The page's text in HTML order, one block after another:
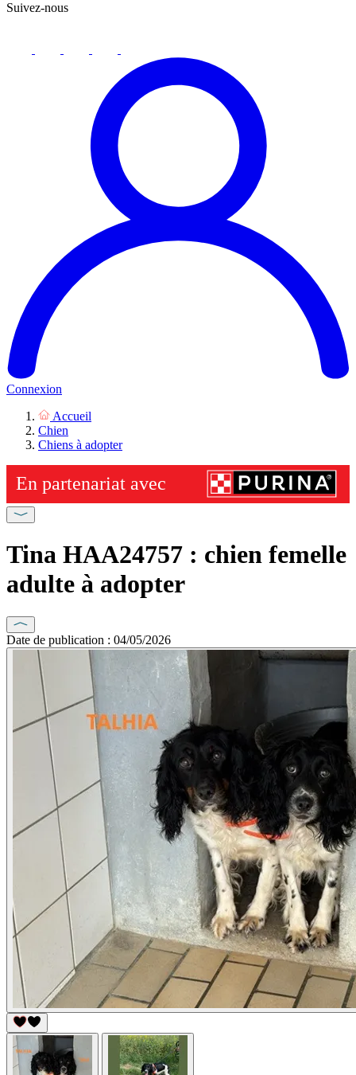
Suivez-nous
Connexion
Accueil
Chien
Chiens à adopter
Tina HAA24757 : chien femelle
adulte à adopter
Date de publication : 04/05/2026